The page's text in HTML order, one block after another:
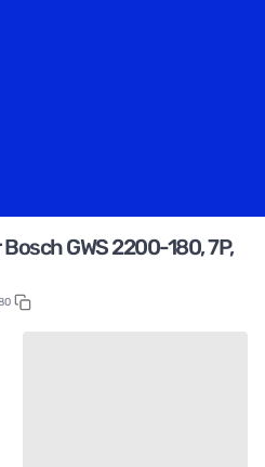
GWS 2200-180, 7P,